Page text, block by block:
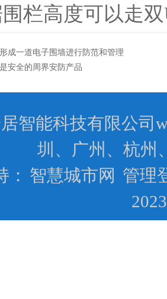
栏高度可以走
成一道电子围墙进行防范和管理
安全的周界安防产品
智能科技有限公司
圳、广州、杭州
智慧城市网 管理